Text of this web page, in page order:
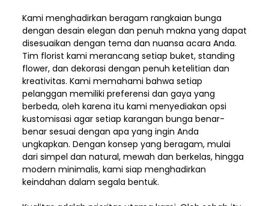
Kami menghadirkan beragam rangkaian bunga
dengan desain elegan dan penuh makna yang dapat
disesuaikan dengan tema dan nuansa acara Anda.
Tim florist kami merancang setiap buket, standing
flower, dan dekorasi dengan penuh ketelitian dan
kreativitas. Kami memahami bahwa setiap
pelanggan memiliki preferensi dan gaya yang
berbeda, oleh karena itu kami menyediakan opsi
kustomisasi agar setiap karangan bunga benar-
benar sesuai dengan apa yang ingin Anda
ungkapkan. Dengan konsep yang beragam, mulai
dari simpel dan natural, mewah dan berkelas, hingga
modern minimalis, kami siap menghadirkan
keindahan dalam segala bentuk.